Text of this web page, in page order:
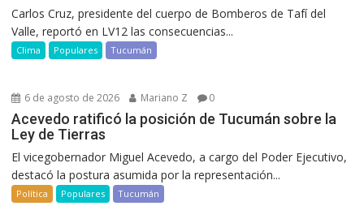
Carlos Cruz, presidente del cuerpo de Bomberos de Tafí del
Valle, reportó en LV12 las consecuencias...
Clima Populares Tucumán
6 de agosto de 2026 Mariano Z 0
Acevedo ratificó la posición de Tucumán sobre la
Ley de Tierras
El vicegobernador Miguel Acevedo, a cargo del Poder Ejecutivo,
destacó la postura asumida por la representación...
Política Populares Tucumán